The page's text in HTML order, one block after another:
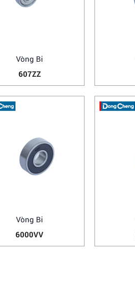
Vòng Bi
607ZZ
Vòng Bi
6000VV